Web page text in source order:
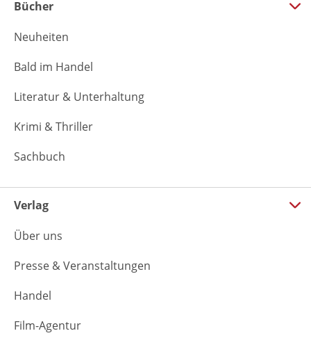
Bücher
Neuheiten
Bald im Handel
Literatur & Unterhaltung
Krimi & Thriller
Sachbuch
Verlag
Über uns
Presse & Veranstaltungen
Handel
Film-Agentur